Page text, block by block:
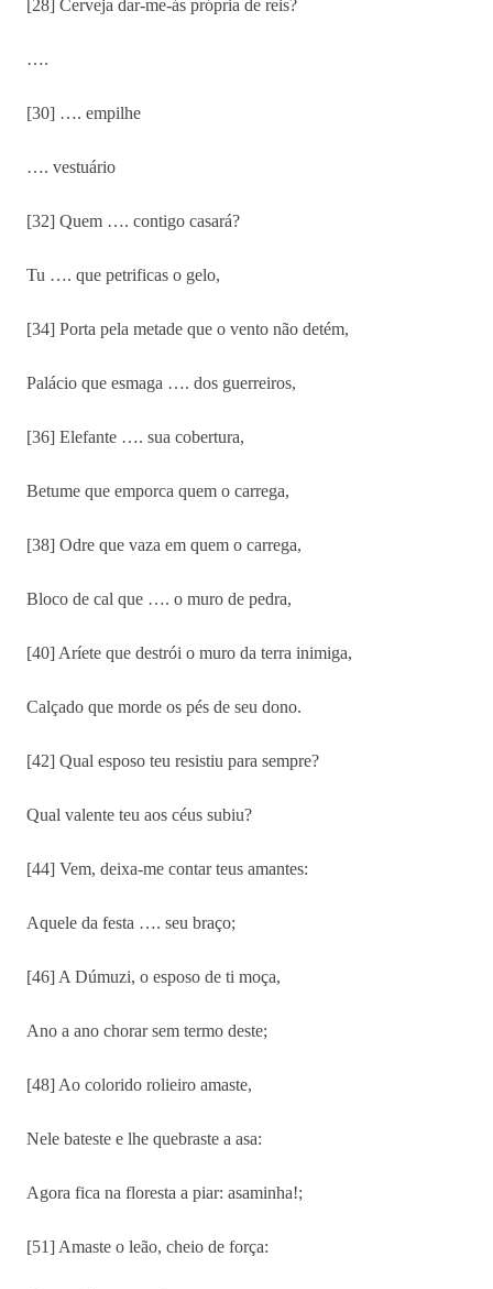
[28] Cerveja dar-me-ás própria de reis?
….
[30] …. empilhe
…. vestuário
[32] Quem …. contigo casará?
Tu …. que petrificas o gelo,
[34] Porta pela metade que o vento não detém,
Palácio que esmaga …. dos guerreiros,
[36] Elefante …. sua cobertura,
Betume que emporca quem o carrega,
[38] Odre que vaza em quem o carrega,
Bloco de cal que …. o muro de pedra,
[40] Aríete que destrói o muro da terra inimiga,
Calçado que morde os pés de seu dono.
[42] Qual esposo teu resistiu para sempre?
Qual valente teu aos céus subiu?
[44] Vem, deixa-me contar teus amantes:
Aquele da festa …. seu braço;
[46] A Dúmuzi, o esposo de ti moça,
Ano a ano chorar sem termo deste;
[48] Ao colorido rolieiro amaste,
Nele bateste e lhe quebraste a asa:
Agora fica na floresta a piar: asaminha!;
[51] Amaste o leão, cheio de força: